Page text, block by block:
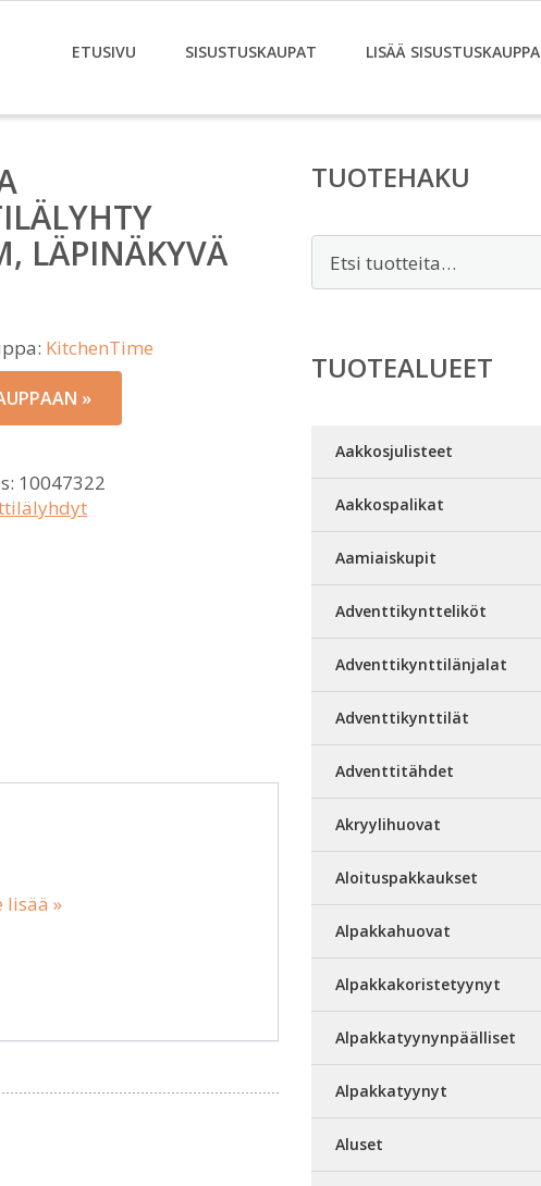
ETUSIVU SISUSTUSKAUPAT LISÄÄ SISUSTUSKAUPPA
LÄPINÄKYVÄ
KitchenTime
»
10047322
lisää »
TUOTEHAKU
TUOTEALUEET
Aakkosjulisteet
Aakkospalikat
Aamiaiskupit
Adventtikyntteliköt
Adventtikynttilänjalat
Adventtikynttilät
Adventtitähdet
Akryylihuovat
Aloituspakkaukset
Alpakkahuovat
Alpakkakoristetyynyt
Alpakkatyynynpäälliset
Alpakkatyynyt
Aluset